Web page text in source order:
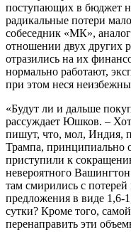
поступающих в бюджет
радикальные потери
собеседник «МК»,
отношении двух других
отразились на их
нормально работают,
при этом неся
«Будут ли и дальше
рассуждает Юшков. –
пишут, что, мол, Индия,
Трампа, принципиально
приступили к
невероятного
там смирились с
предложения в виде 1,6-
сутки? Кроме того,
перенаправить эти